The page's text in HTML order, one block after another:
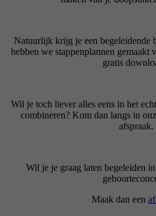
Natuurlijk krijg je een begeleidende
hebben we stappenplannen
gratis
Wil je toch liever alles eens in het
combineren? Kom dan langs in
afspraak.
Wil je je graag laten begeleiden
Maak dan een